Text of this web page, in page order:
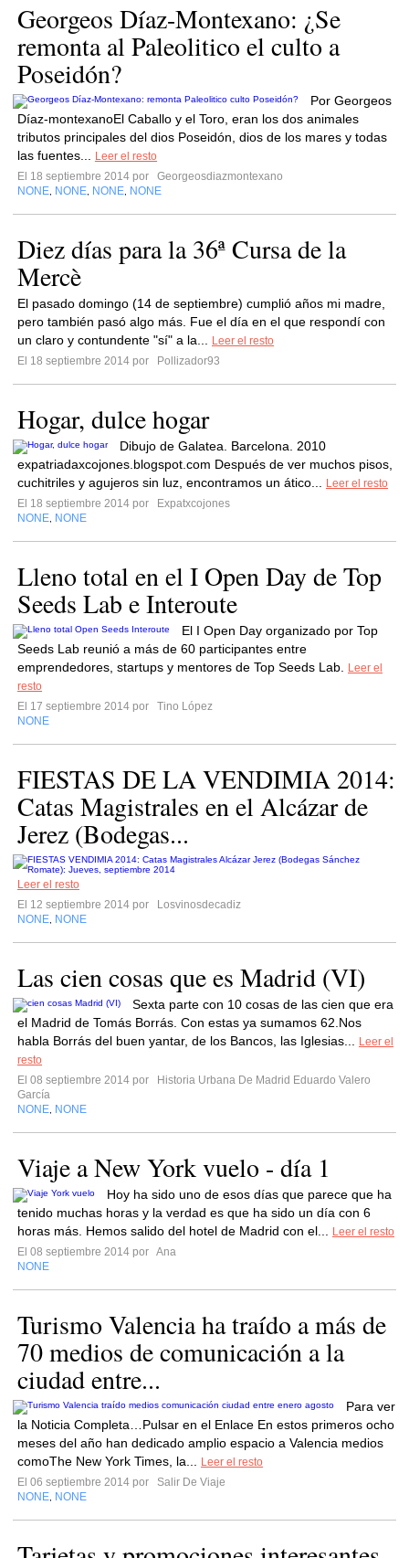
Georgeos Díaz-Montexano: ¿Se
remonta al Paleolitico el culto a
Poseidón?
Por Georgeos
Díaz-montexanoEl Caballo y el Toro, eran los dos animales
tributos principales del dios Poseidón, dios de los mares y todas
las fuentes...
Leer el resto
El 18 septiembre 2014 por
Georgeosdiazmontexano
NONE NONE NONE NONE
Diez días para la 36ª Cursa de la
Mercè
El pasado domingo (14 de septiembre) cumplió años mi madre,
pero también pasó algo más. Fue el día en el que respondí con
un claro y contundente "sí" a la...
Leer el resto
El 18 septiembre 2014 por
Pollizador93
Hogar, dulce hogar
Dibujo de Galatea. Barcelona. 2010
expatriadaxcojones.blogspot.com Después de ver muchos pisos,
cuchitriles y agujeros sin luz, encontramos un ático...
Leer el resto
El 18 septiembre 2014 por
Expatxcojones
NONE NONE
Lleno total en el I Open Day de Top
Seeds Lab e Interoute
El I Open Day organizado por Top
Seeds Lab reunió a más de 60 participantes entre
emprendedores, startups y mentores de Top Seeds Lab.
Leer el
resto
El 17 septiembre 2014 por
Tino López
NONE
FIESTAS DE LA VENDIMIA 2014:
Catas Magistrales en el Alcázar de
Jerez (Bodegas...
Leer el resto
El 12 septiembre 2014 por
Losvinosdecadiz
NONE NONE
Las cien cosas que es Madrid (VI)
Sexta parte con 10 cosas de las cien que era
el Madrid de Tomás Borrás. Con estas ya sumamos 62.Nos
habla Borrás del buen yantar, de los Bancos, las Iglesias...
Leer el
resto
El 08 septiembre 2014 por
Historia Urbana De Madrid Eduardo Valero
García
NONE NONE
Viaje a New York vuelo - día 1
Hoy ha sido uno de esos días que parece que ha
tenido muchas horas y la verdad es que ha sido un día con 6
horas más. Hemos salido del hotel de Madrid con el...
Leer el resto
El 08 septiembre 2014 por Ana
NONE
Turismo Valencia ha traído a más de
70 medios de comunicación a la
ciudad entre...
Para ver
la Noticia Completa…Pulsar en el Enlace En estos primeros ocho
meses del año han dedicado amplio espacio a Valencia medios
comoThe New York Times, la...
Leer el resto
El 06 septiembre 2014 por
Salir De Viaje
NONE NONE